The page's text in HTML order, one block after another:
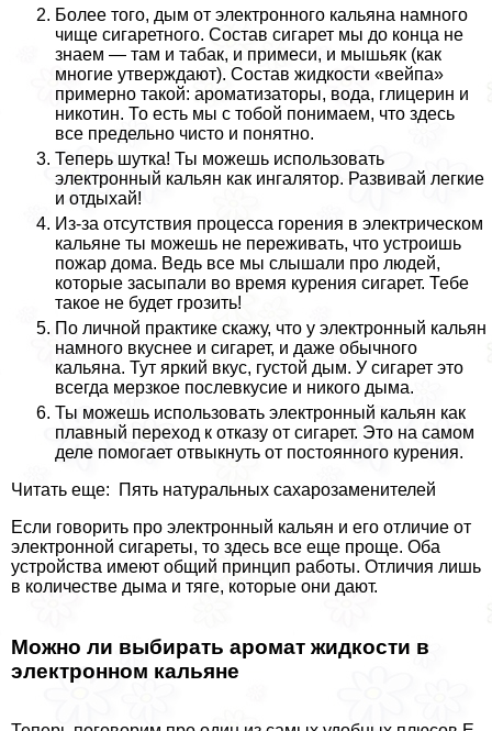
Более того, дым от электронного кальяна намного
чище сигаретного. Состав сигарет мы до конца не
знаем — там и табак, и примеси, и мышьяк (как
многие утверждают). Состав жидкости «вейпа»
примерно такой: ароматизаторы, вода, глицерин и
никотин. То есть мы с тобой понимаем, что здесь
все предельно чисто и понятно.
Теперь шутка! Ты можешь использовать
электронный кальян как ингалятор. Развивай легкие
и отдыхай!
Из-за отсутствия процесса горения в электрическом
кальяне ты можешь не переживать, что устроишь
пожар дома. Ведь все мы слышали про людей,
которые засыпали во время курения сигарет. Тебе
такое не будет грозить!
По личной пpaктике скажу, что у электронный кальян
намного вкуснее и сигарет, и даже обычного
кальяна. Тут яркий вкус, густой дым. У сигарет это
всегда мерзкое послевкусие и никого дыма.
Ты можешь использовать электронный кальян как
плавный переход к отказу от сигарет. Это на самом
деле помогает отвыкнуть от постоянного курения.
Читать еще: Пять натуральных сахарозаменителей
Если говорить про электронный кальян и его отличие от
электронной сигареты, то здесь все еще проще. Оба
устройства имеют общий принцип работы. Отличия лишь
в количестве дыма и тяге, которые они дают.
Можно ли выбирать аромат жидкости в
электронном кальяне